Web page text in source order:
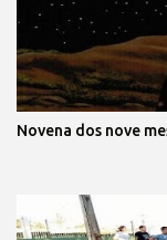
Novena dos nove